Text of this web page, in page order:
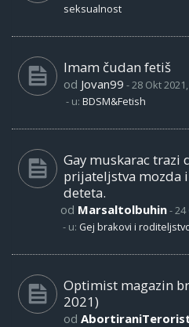
seksualnost
Imam čudan fetiš
od Jovan99 -28 Okt
- u: BDSM&Fetish
Gay muskarac trazi
prijateljstva mozda
deteta.
od Marsaltolbuhin-24
- u: Gej brakovi i
Optimist magazin
2021)
od